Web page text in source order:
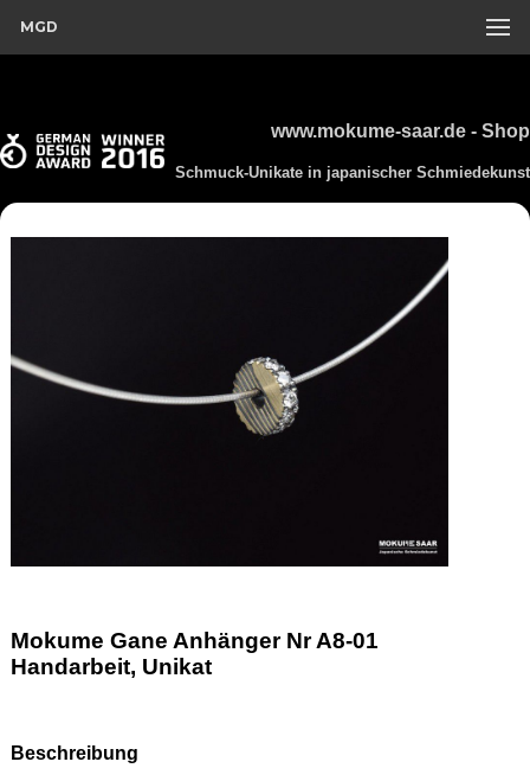
MGD
www.mokume-saar.de - Shop
Schmuck-Unikate in japanischer Schmiedekunst
Mokume Gane Anhänger Nr A8-01
Handarbeit, Unikat
Beschreibung